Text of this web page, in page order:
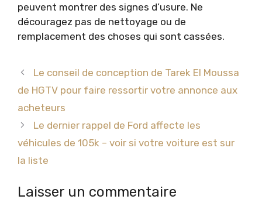
peuvent montrer des signes d’usure. Ne
découragez pas de nettoyage ou de
remplacement des choses qui sont cassées.
Le conseil de conception de Tarek El Moussa
de HGTV pour faire ressortir votre annonce aux
acheteurs
Le dernier rappel de Ford affecte les
véhicules de 105k – voir si votre voiture est sur
la liste
Laisser un commentaire